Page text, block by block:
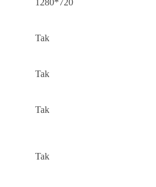
1280*720
Tak
Tak
Tak
Tak